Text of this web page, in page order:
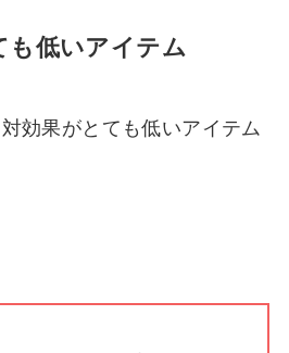
も低いアイテム
効果がとても低いアイテム